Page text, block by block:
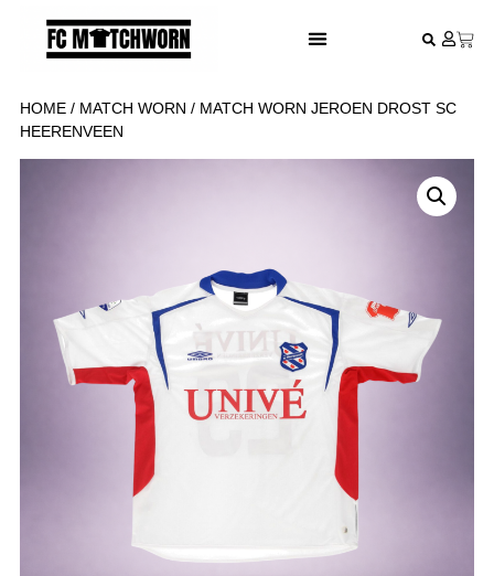
HOME/ MATCH WORN / MATCH WORN JEROEN DROST SC
HEERENVEEN